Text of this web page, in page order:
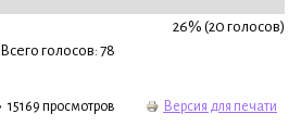
26% (20 голосов)
Всего голосов: 78
15169 просмотров Версия для печати